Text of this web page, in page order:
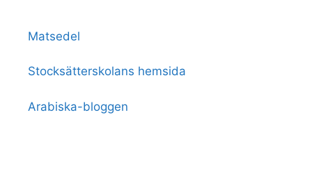
Matsedel
Stocksätterskolans hemsida
Arabiska-bloggen